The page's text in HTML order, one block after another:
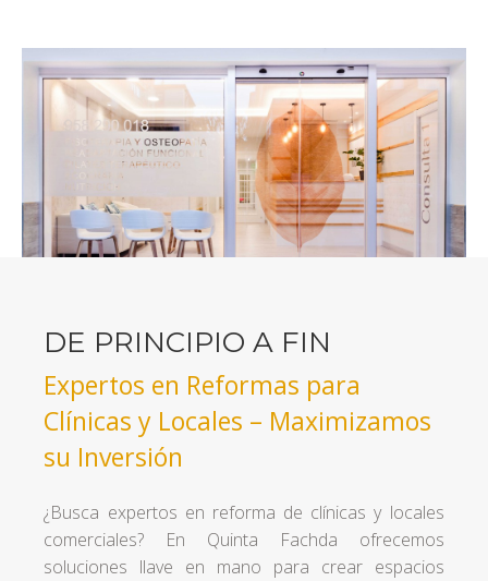
DE PRINCIPIO A FIN
Expertos en Reformas para
Clínicas y Locales – Maximizamos
su Inversión
¿Busca expertos en reforma de clínicas y locales
comerciales? En Quinta Fachda ofrecemos
soluciones llave en mano para crear espacios